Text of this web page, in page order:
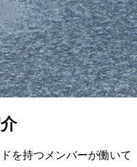
を持つメンバーが働いて